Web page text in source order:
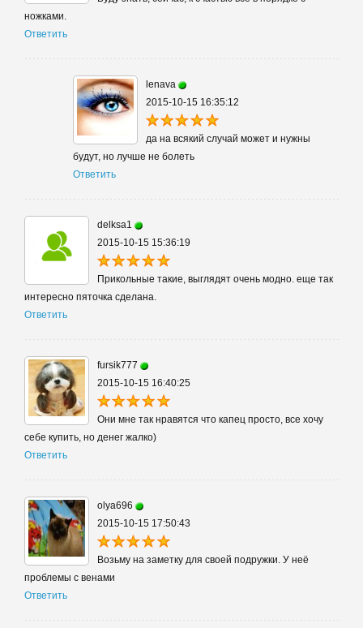
ножками.
Ответить
lenava
2015-10-15 16:35:12
да на всякий случай может и нужны
будут, но лучше не болеть
Ответить
delksa1
2015-10-15 15:36:19
Прикольные такие, выглядят очень модно. еще так
интересно пяточка сделана.
Ответить
fursik777
2015-10-15 16:40:25
Они мне так нравятся что капец просто, все хочу
себе купить, но денег жалко)
Ответить
olya696
2015-10-15 17:50:43
Возьму на заметку для своей подружки. У неё
проблемы с венами
Ответить